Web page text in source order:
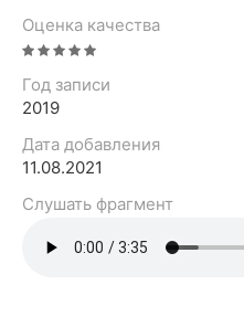
Оценка качества
Год записи
2019
Дата добавления
11.08.2021
Слушать фрагмент